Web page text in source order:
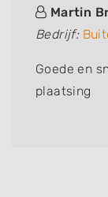
Martin
Bedrijf:
Goede en
plaatsing